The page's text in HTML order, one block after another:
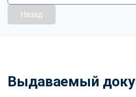
Назад
Выдаваемый